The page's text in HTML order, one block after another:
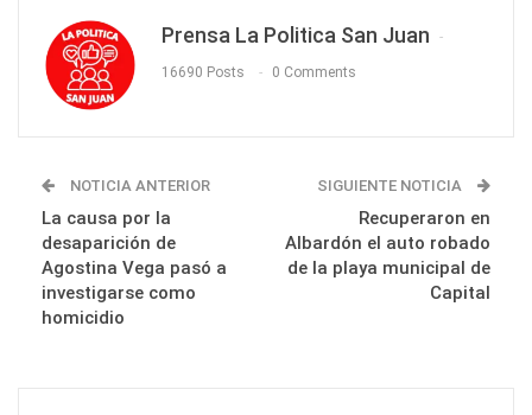
Prensa La Politica San Juan
16690 Posts 0 Comments
NOTICIA ANTERIOR
La causa por la
desaparición de
Agostina Vega pasó a
investigarse como
homicidio
SIGUIENTE NOTICIA
Recuperaron en
Albardón el auto robado
de la playa municipal de
Capital